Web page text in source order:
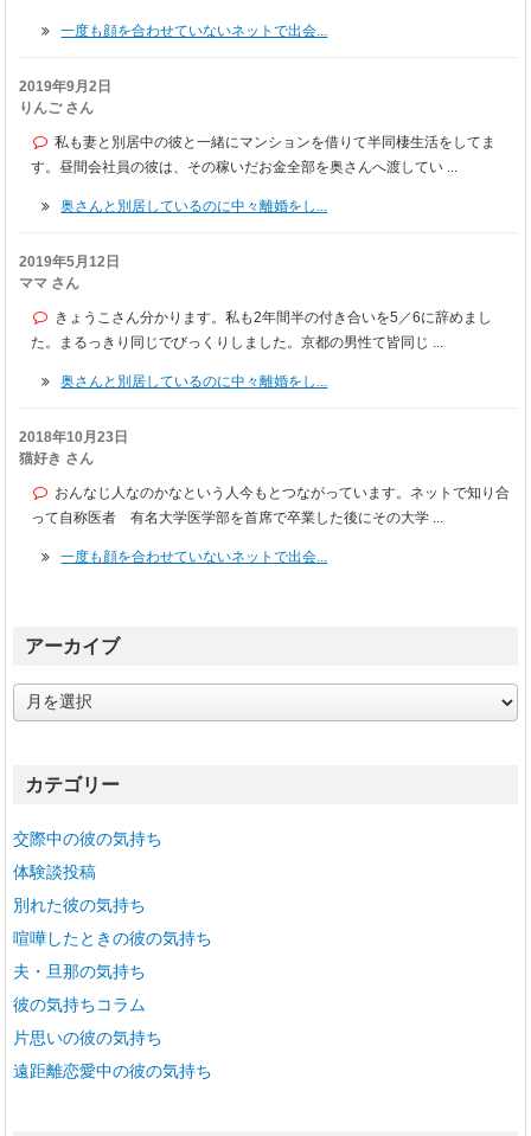
一度も顔を合わせていないネットで出会...
2019年9月2日
りんご さん
私も妻と別居中の彼と一緒にマンションを借りて半同棲生活をしてま
す。昼間会社員の彼は、その稼いだお金全部を奥さんへ渡してい ...
奥さんと別居しているのに中々離婚をし...
2019年5月12日
ママ さん
きょうこさん分かります。私も2年間半の付き合いを5／6に辞めまし
た。まるっきり同じでびっくりしました。京都の男性て皆同じ ...
奥さんと別居しているのに中々離婚をし...
2018年10月23日
猫好き さん
おんなじ人なのかなという人今もとつながっています。ネットで知り合
って自称医者 有名大学医学部を首席で卒業した後にその大学 ...
一度も顔を合わせていないネットで出会...
アーカイブ
ー
ブカテゴリー
交際中の彼の気持ち
体験談投稿
別れた彼の気持ち
喧嘩したときの彼の気持ち
夫・旦那の気持ち
彼の気持ちコラム
片思いの彼の気持ち
遠距離恋愛中の彼の気持ち